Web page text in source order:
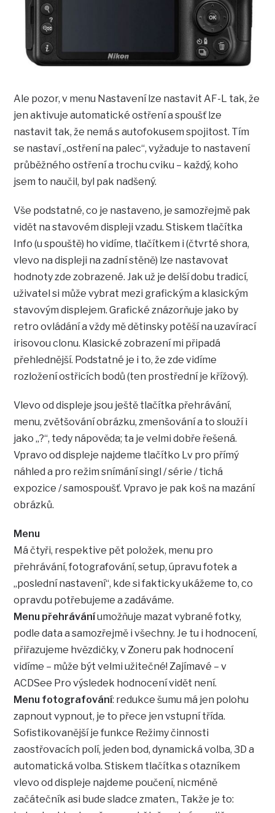
Ale pozor, v menu Nastavení lze nastavit AF-L tak, že
jen aktivuje automatické ostření a spoušť lze
nastavit tak, že nemá s autofokusem spojitost. Tím
se nastaví „ostření na palec“, vyžaduje to nastavení
průběžného ostření a trochu cviku – každý, koho
jsem to naučil, byl pak nadšený.
Vše podstatné, co je nastaveno, je samozřejmě pak
vidět na stavovém displeji vzadu. Stiskem tlačítka
Info (u spouště) ho vidíme, tlačítkem i (čtvrté shora,
vlevo na displeji na zadní stěně) lze nastavovat
hodnoty zde zobrazené. Jak už je delší dobu tradicí,
uživatel si může vybrat mezi grafickým a klasickým
stavovým displejem. Grafické znázorňuje jako by
retro ovládání a vždy mě dětinsky potěší na uzavírací
irisovou clonu. Klasické zobrazení mi připadá
přehlednější. Podstatné je i to, že zde vidíme
rozložení ostřicích bodů (ten prostřední je křížový).
Vlevo od displeje jsou ještě tlačítka přehrávání,
menu, zvětšování obrázku, zmenšování a to slouží i
jako „?“, tedy nápověda; ta je velmi dobře řešená.
Vpravo od displeje najdeme tlačítko Lv pro přímý
náhled a pro režim snímání singl / série / tichá
expozice / samospoušť. Vpravo je pak koš na mazání
obrázků.
Menu
Má čtyři, respektive pět položek, menu pro
přehrávání, fotografování, setup, úpravu fotek a
„poslední nastavení“, kde si fakticky ukážeme to, co
opravdu potřebujeme a zadáváme.
Menu přehráváníumožňuje mazat vybrané fotky,
podle data a samozřejmě i všechny. Je tu i hodnocení,
přiřazujeme hvězdičky, v Zoneru pak hodnocení
vidíme – může být velmi užitečné! Zajímavé – v
ACDSee Pro výsledek hodnocení vidět není.
Menu fotografování: redukce šumu má jen polohu
zapnout vypnout, je to přece jen vstupní třída.
Sofistikovanější je funkce Režimy činnosti
zaostřovacích polí, jeden bod, dynamická volba, 3D a
automatická volba. Stiskem tlačítka s otazníkem
vlevo od displeje najdeme poučení, nicméně
začátečník asi bude sladce zmaten., Takže je to: